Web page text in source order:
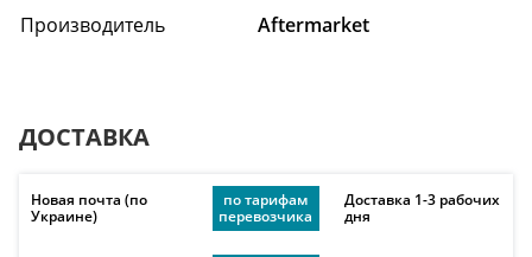
Производитель
Aftermarket
ДОСТАВКА
Новая почта (по
Украине)
по тарифам
перевозчика
Доставка 1-3 рабочих
дня